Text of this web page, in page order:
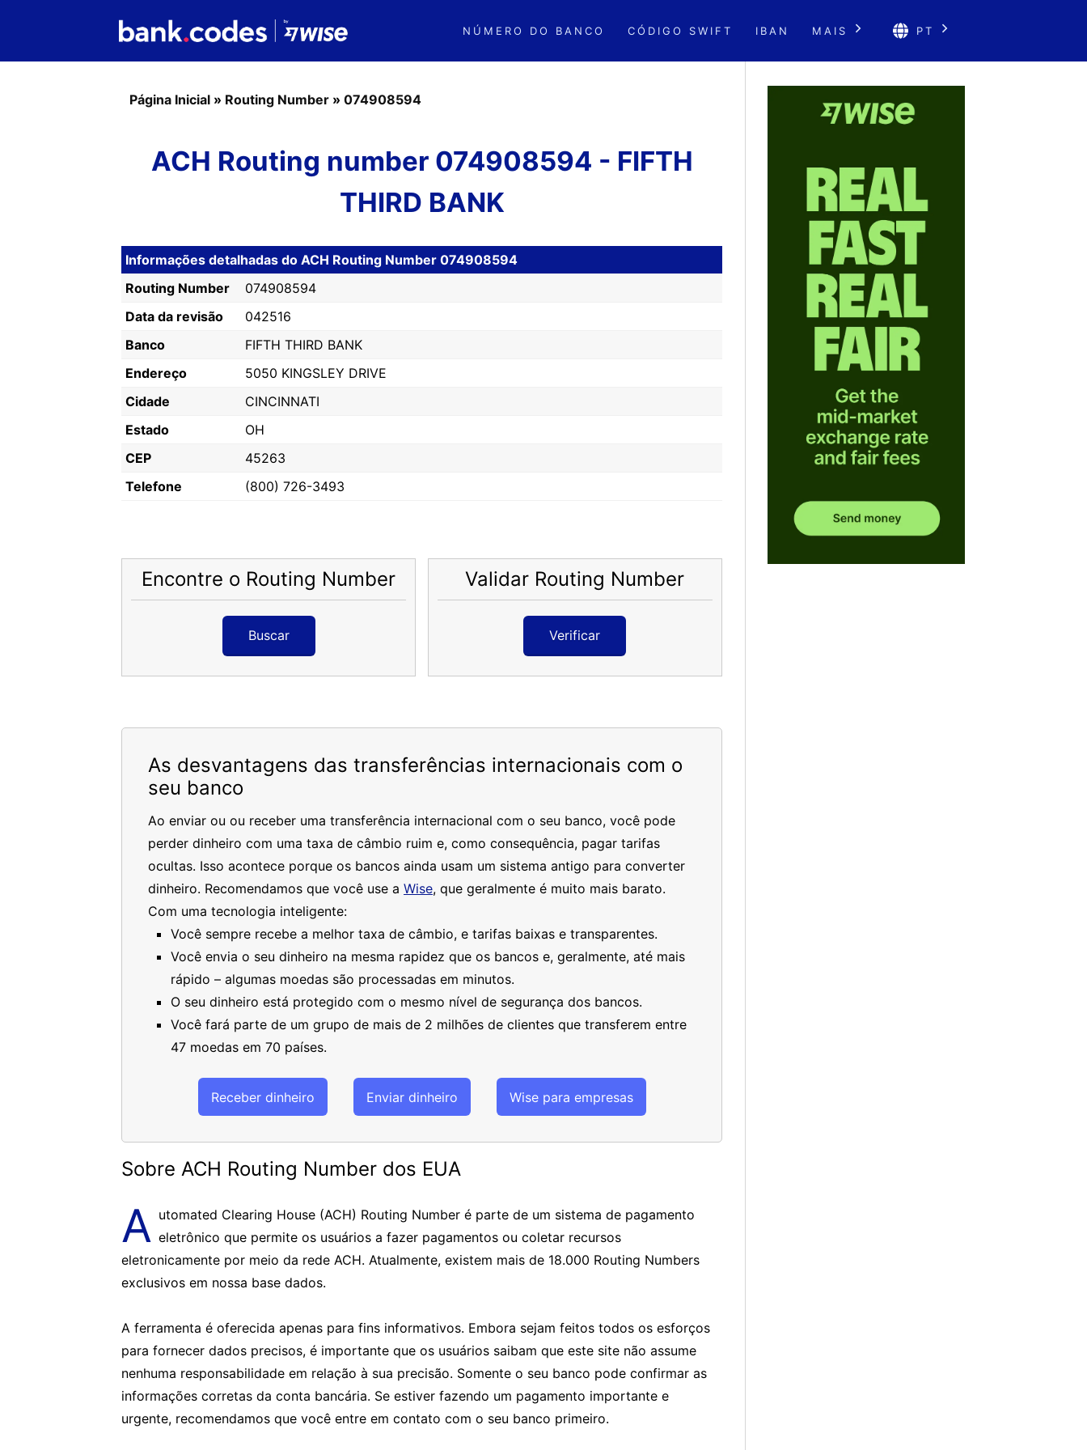
NÚMERO DO BANCO CÓDIGO SWIFT IBAN MAIS PT
Página Inicial » Routing Number » 074908594
ACH Routing number 074908594 - FIFTH
THIRD BANK
Informações detalhadas do ACH Routing Number 074908594
Routing Number
074908594
Data da revisão
042516
Banco
FIFTH THIRD BANK
Endereço
5050 KINGSLEY DRIVE
Cidade
CINCINNATI
Estado
OH
CEP
45263
Telefone
(800) 726-3493
Encontre o Routing Number
Buscar
Validar Routing Number
Verificar
As desvantagens das transferências internacionais com o
seu banco
Ao enviar ou ou receber uma transferência internacional com o seu banco, você pode
perder dinheiro com uma taxa de câmbio ruim e, como consequência, pagar tarifas
ocultas. Isso acontece porque os bancos ainda usam um sistema antigo para converter
dinheiro. Recomendamos que você use a Wise, que geralmente é muito mais barato.
Com uma tecnologia inteligente:
Você sempre recebe a melhor taxa de câmbio, e tarifas baixas e transparentes.
Você envia o seu dinheiro na mesma rapidez que os bancos e, geralmente, até mais
rápido – algumas moedas são processadas em minutos.
O seu dinheiro está protegido com o mesmo nível de segurança dos bancos.
Você fará parte de um grupo de mais de 2 milhões de clientes que transferem entre
47 moedas em 70 países.
Receber dinheiro Enviar dinheiro Wise para empresas
Sobre ACH Routing Number dos EUA
A utomated Clearing House (ACH) Routing Number é parte de um sistema de pagamento
eletrônico que permite os usuários a fazer pagamentos ou coletar recursos
eletronicamente por meio da rede ACH. Atualmente, existem mais de 18.000 Routing Numbers
exclusivos em nossa base dados.
A ferramenta é oferecida apenas para fins informativos. Embora sejam feitos todos os esforços
para fornecer dados precisos, é importante que os usuários saibam que este site não assume
nenhuma responsabilidade em relação à sua precisão. Somente o seu banco pode confirmar as
informações corretas da conta bancária. Se estiver fazendo um pagamento importante e
urgente, recomendamos que você entre em contato com o seu banco primeiro.